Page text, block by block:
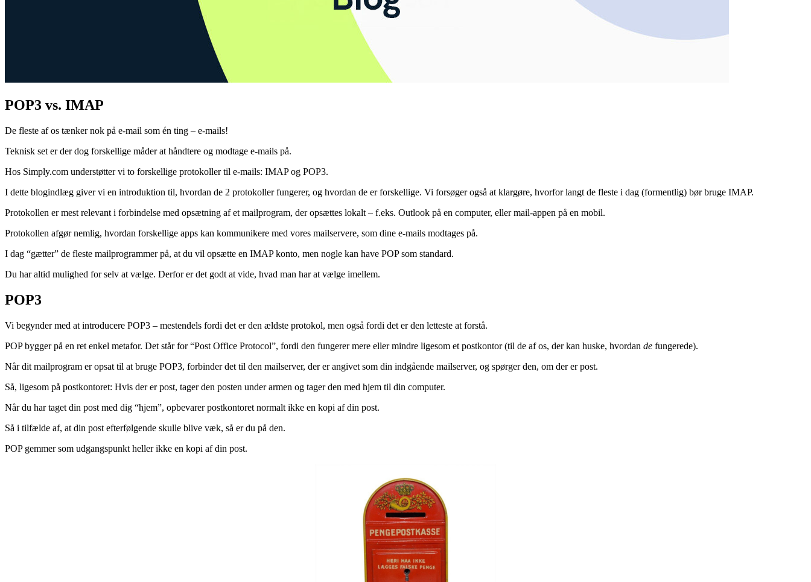
POP3 vs. IMAP
De fleste af os tænker nok på e-mail som én ting – e-mails!
Teknisk set er der dog forskellige måder at håndtere og modtage e-mails på.
Hos Simply.com understøtter vi to forskellige protokoller til e-mails: IMAP og POP3.
I dette blogindlæg giver vi en introduktion til, hvordan de 2 protokoller fungerer, og hvordan de er forskellige. Vi forsøger også at klargøre, hvorfor langt de fleste i dag (formentlig) bør bruge IMAP.
Protokollen er mest relevant i forbindelse med opsætning af et mailprogram, der opsættes lokalt – f.eks. Outlook på en computer, eller mail-appen på en mobil.
Protokollen afgør nemlig, hvordan forskellige apps kan kommunikere med vores mailservere, som dine e-mails modtages på.
I dag “gætter” de fleste mailprogrammer på, at du vil opsætte en IMAP konto, men nogle kan have POP som standard.
Du har altid mulighed for selv at vælge. Derfor er det godt at vide, hvad man har at vælge imellem.
POP3
Vi begynder med at introducere POP3 – mestendels fordi det er den ældste protokol, men også fordi det er den letteste at forstå.
POP bygger på en ret enkel metafor. Det står for “Post Office Protocol”, fordi den fungerer mere eller mindre ligesom et postkontor (til de af os, der kan huske, hvordan de fungerede).
Når dit mailprogram er opsat til at bruge POP3, forbinder det til den mailserver, der er angivet som din indgående mailserver, og spørger den, om der er post.
Så, ligesom på postkontoret: Hvis der er post, tager den posten under armen og tager den med hjem til din computer.
Når du har taget din post med dig “hjem”, opbevarer postkontoret normalt ikke en kopi af din post.
Så i tilfælde af, at din post efterfølgende skulle blive væk, så er du på den.
POP gemmer som udgangspunkt heller ikke en kopi af din post.